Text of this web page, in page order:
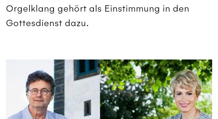
Orgelklang gehört als Einstimmung in den
Gottesdienst dazu.